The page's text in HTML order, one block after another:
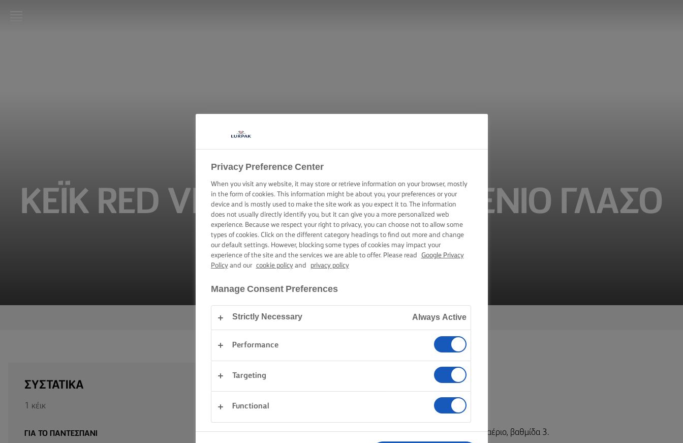
ΣΥΜΒΟΥΛΕΣ
ΜΥΣΤΙΚΑ
ΕΠΙΚΟΙΝΩΝΙΑ
ΚΈΙΚ RED VELVET ΜΕ ΒΟΥΤΥΡΈΝΙΟ ΓΛΆΣΟ
ΤΥΡΙΟΎ ΚΡΈΜΑ
Home
ΣΥΣΤΑΤΙΚΑ
1 κέικ
ΓΙΑ ΤΟ ΠΑΝΤΕΣΠΑΝΙ
ΜΈΘΟΔΟΣ
1 Προθερμαίνουμε τον φούρνο στους 175C/155C αέρα/αέριο, βαθμίδα 3.
Privacy Preference Center
When you visit any website, it may store or retrieve information on your browser, mostly
in the form of cookies. This information might be about you, your preferences or your
device and is mostly used to make the site work as you expect it to. The information
does not usually directly identify you, but it can give you a more personalized web
experience. Because we respect your right to privacy, you can choose not to allow some
types of cookies. Click on the different category headings to find out more and change
our default settings. However, blocking some types of cookies may impact your
experience of the site and the services we are able to offer. Please read
Google Privacy
Policyand our cookie policyand privacy policy
Manage Consent Preferences
Strictly Necessary Always Active
Performance
Targeting
Functional